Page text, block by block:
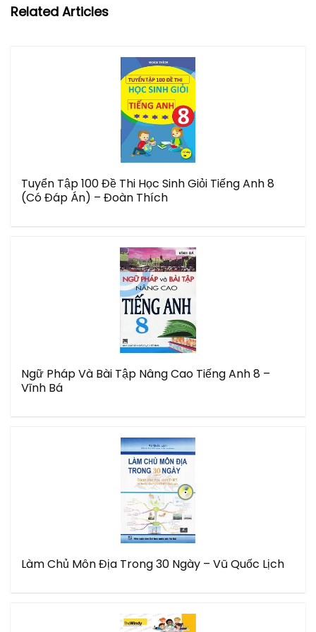
Related Articles
Tuyển Tập 100 Đề Thi Học Sinh Giỏi Tiếng Anh 8
(Có Đáp Án) – Đoàn Thích
Ngữ Pháp Và Bài Tập Nâng Cao Tiếng Anh 8 –
Vĩnh Bá
Làm Chủ Môn Địa Trong 30 Ngày – Vũ Quốc Lịch